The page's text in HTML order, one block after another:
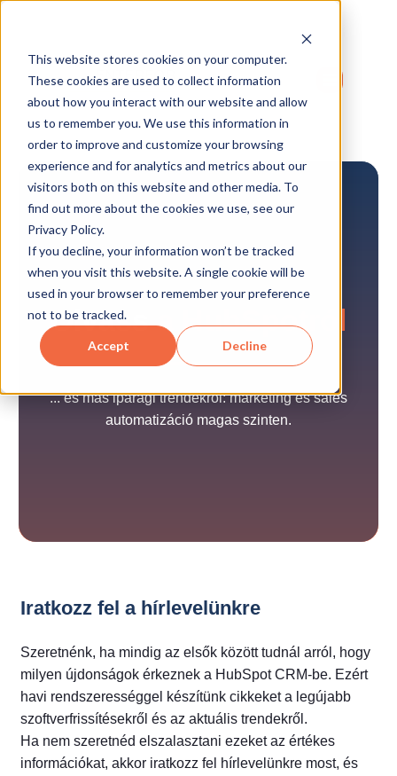
This website stores cookies on your computer.
These cookies are used to collect information
about how you interact with our website and allow
us to remember you. We use this information in
order to improve and customize your browsing
experience and for analytics and metrics about our
visitors both on this website and other media. To
find out more about the cookies we use, see our
Privacy Policy.
If you decline, your information won’t be tracked
when you visit this website. A single cookie will be
used in your browser to remember your preference
not to be tracked.
Accept Decline
Olvassa HubSpotról
... és más iparági trendekről: marketing és sales
automatizáció magas szinten.
Iratkozz fel a hírlevelünkre
Szeretnénk, ha mindig az elsők között tudnál arról, hogy
milyen újdonságok érkeznek a HubSpot CRM-be. Ezért
havi rendszerességgel készítünk cikkeket a legújabb
szoftverfrissítésekről és az aktuális trendekről.
Ha nem szeretnéd elszalasztani ezeket az értékes
információkat, akkor iratkozz fel hírlevelünkre most, és